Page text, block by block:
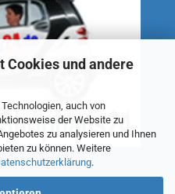
Cookies und andere
auch von
der Website zu
zu analysieren und Ihnen
zu können. Weitere
.